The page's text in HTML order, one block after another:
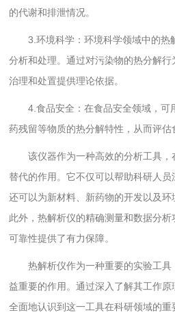
的代谢和排泄情况。
3.环境科学：环境科学领域中的热
分析和处理。通过对污染物的热分解
治理和处置提供理论依据。
4.食品安全：在食品安全领域，可
药残留等物质的热分解特性，从而评估
该仪器作为一种高效的分析工具，
替代的作用。它不仅可以帮助科研人员
还可以为新材料、新药物的开发以及环
此外，热解析仪的精确测量和数据分
可靠性提供了有力保障。
热解析仪作为一种重要的实验工具
益重要的作用。通过深入了解其工作
全面地认识到这一工具在科研领域的